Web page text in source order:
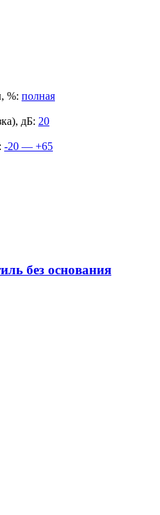
%: полная
дБ: 20
: -20 — +65
без основания